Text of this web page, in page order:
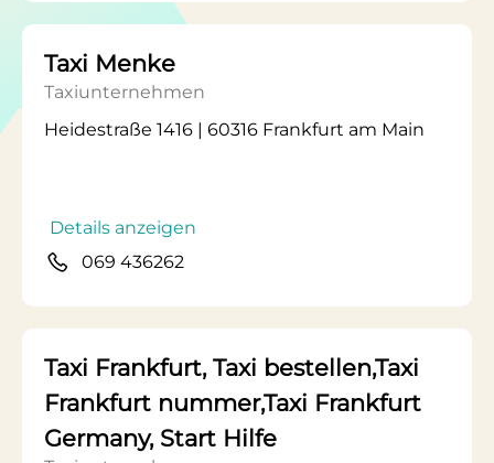
Taxi Menke
Taxiunternehmen
Heidestraße 1416 | 60316 Frankfurt am Main
Details anzeigen
069 436262
Taxi Frankfurt, Taxi bestellen,Taxi
Frankfurt nummer,Taxi Frankfurt
Germany, Start Hilfe